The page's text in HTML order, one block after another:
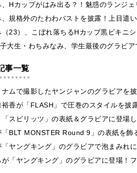
Hカップがはみ出る？！魅惑のランジ
規格外のたわわバストを披露！上目遣
23）、こぼれ落ちるHカップ黒ビキニ
大生・わちみなみ、学生最後のグラビ
事一覧
ナムで撮影したヤンジャンのグラビアを
裕香が「FLASH」で圧巻のスタイルを
スピリッツ」の表紙＆グラビアに登場
「BLT MONSTER Round 9」の表紙を
ヤングキング」のグラビアで泡まみれ
が「ヤングキング」のグラビアに登場！